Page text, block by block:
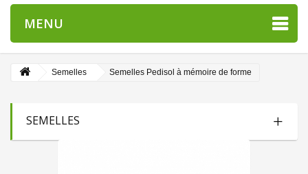
MENU
Semelles Semelles Pedisol à mémoire de forme
SEMELLES